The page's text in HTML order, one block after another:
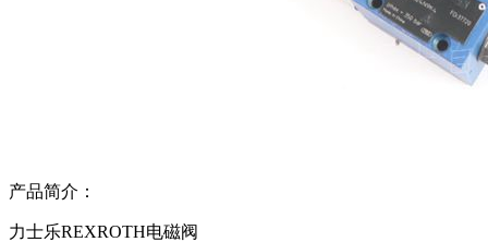
产品简介：
力士乐REXROTH电磁阀